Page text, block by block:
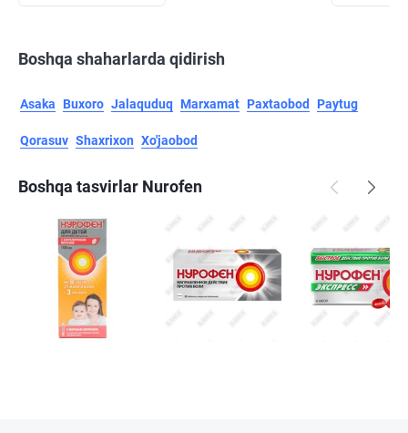
Boshqa shaharlarda qidirish
Asaka Buxoro Jalaquduq Marxamat Paxtaobod Paytug
Qorasuv Shaxrixon Xo'jaobod
Boshqa tasvirlar Nurofen